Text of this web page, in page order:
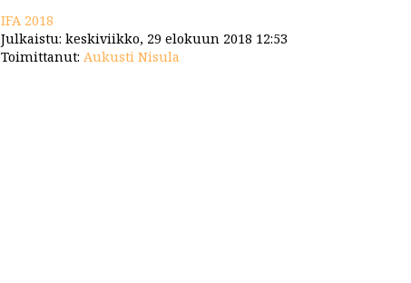
IFA 2018
Julkaistu: keskiviikko, 29 elokuun 2018 12:53
Toimittanut: Aukusti Nisula